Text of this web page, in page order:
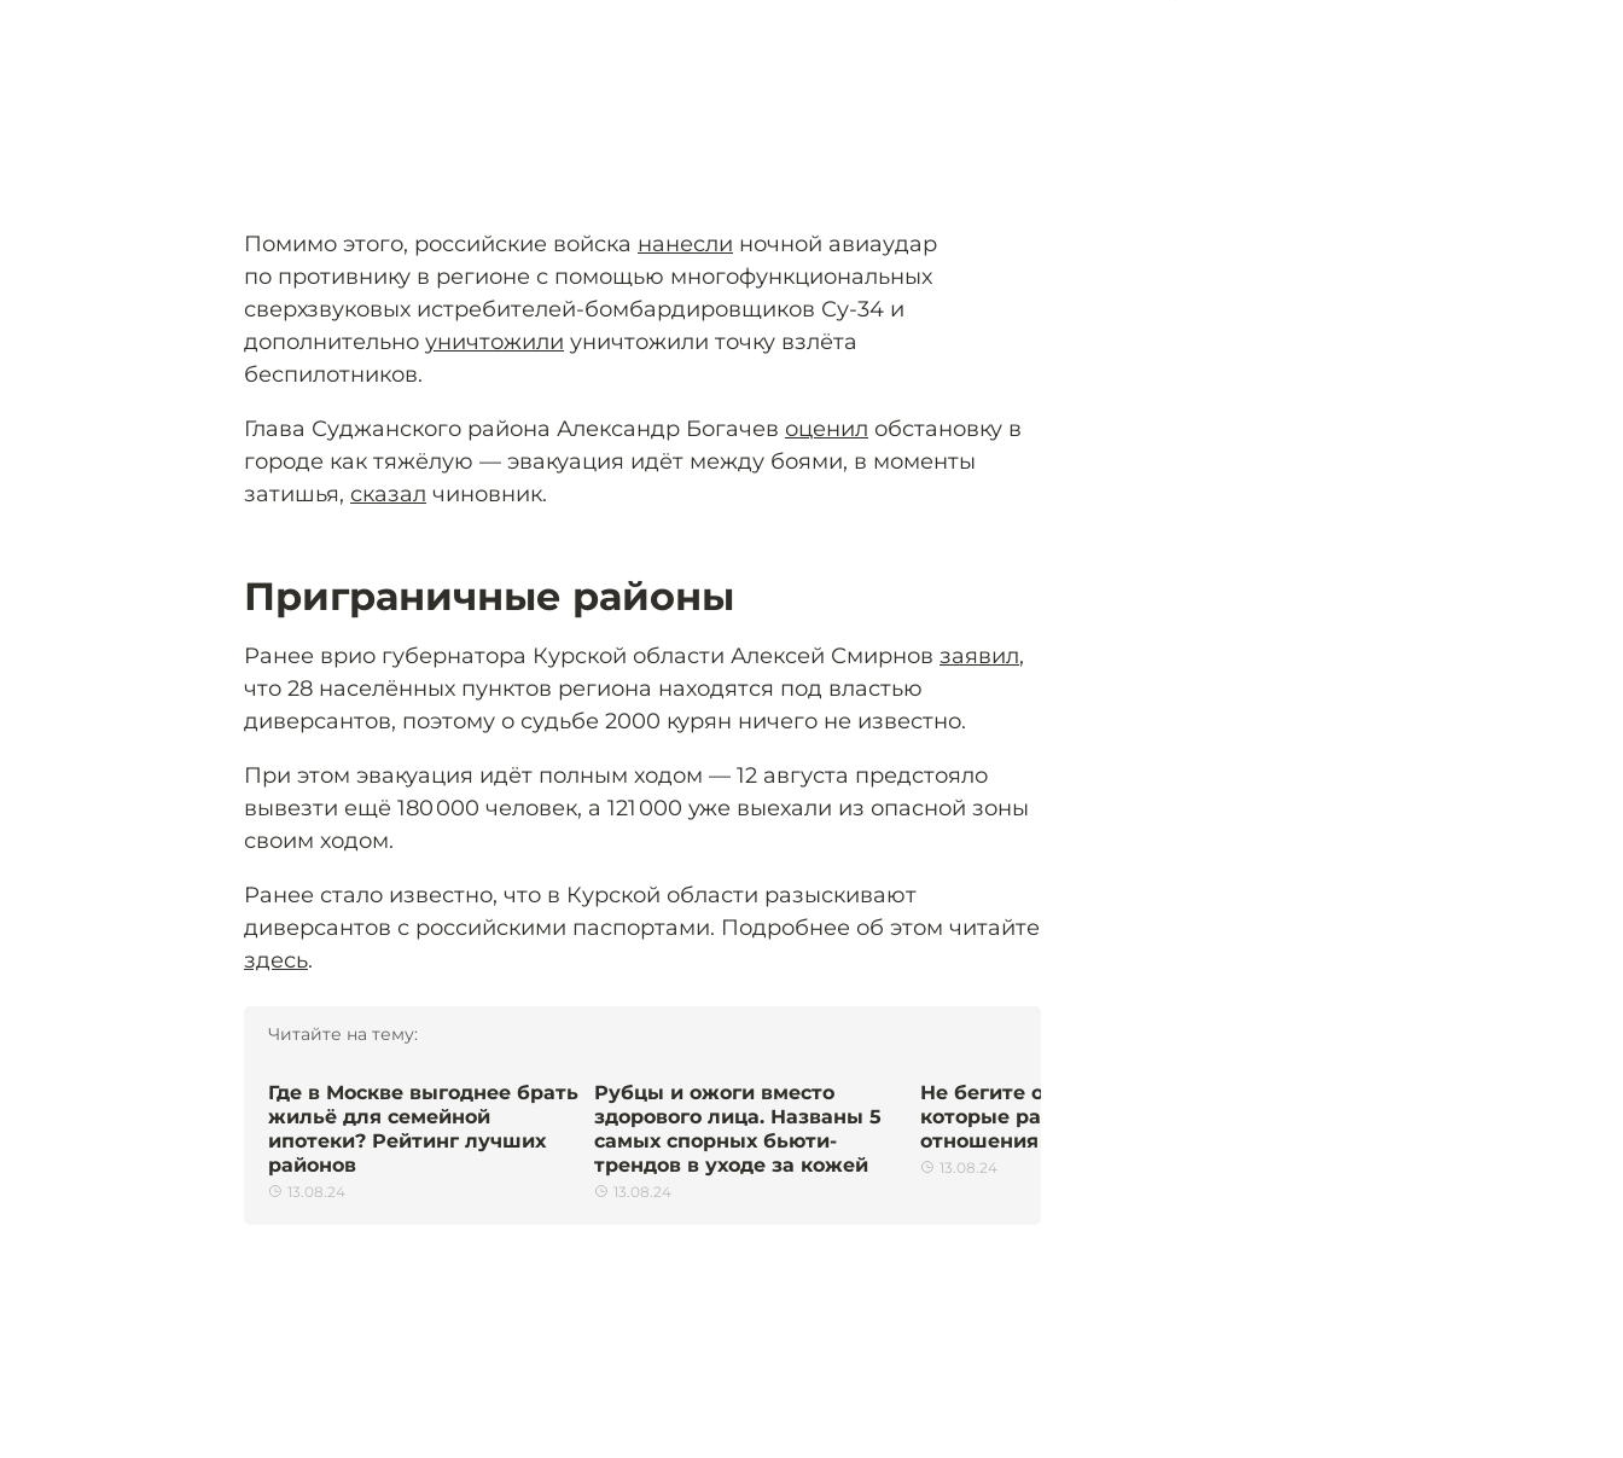
Помимо этого, российские войска нанесли ночной авиаудар
по противнику в регионе с помощью многофункциональных
сверхзвуковых истребителей-бомбардировщиков Су-34 и
дополнительно уничтожили уничтожили точку взлёта
беспилотников.
Глава Суджанского района Александр Богачев оценил обстановку в
городе как тяжёлую — эвакуация идёт между боями, в моменты
затишья, сказал чиновник.
Приграничные районы
Ранее врио губернатора Курской области Алексей Смирнов заявил,
что 28 населённых пунктов региона находятся под властью
диверсантов, поэтому о судьбе 2000 курян ничего не известно.
При этом эвакуация идёт полным ходом — 12 августа предстояло
вывезти ещё 180 000 человек, а 121 000 уже выехали из опасной зоны
своим ходом.
Ранее стало известно, что в Курской области разыскивают
диверсантов с российскими паспортами. Подробнее об этом читайте
здесь.
Читайте на тему:
Где в Москве выгоднее брать
жильё для семейной
ипотеки? Рейтинг лучших
районов
13.08.24
Рубцы и ожоги вместо
здорового лица. Названы 5
самых спорных бьюти-
трендов в уходе за кожей
13.08.24
Не бегите от боли. 4 ошибки,
которые разрушают любые
отношения
13.08.24